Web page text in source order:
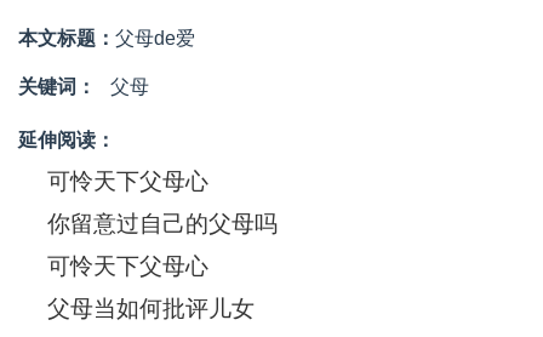
本文标题： 父母de爱
关键词： 父母
延伸阅读：
可怜天下父母心
你留意过自己的父母吗
可怜天下父母心
父母当如何批评儿女